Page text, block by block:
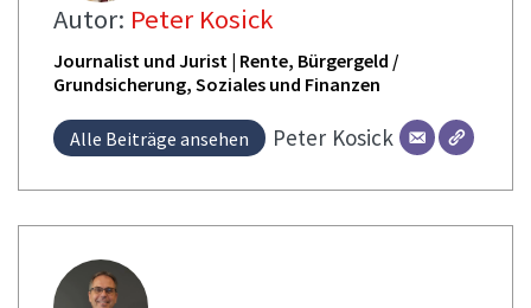
Autor: Peter Kosick
Journalist und Jurist | Rente, Bürgergeld /
Grundsicherung, Soziales und Finanzen
Alle Beiträge ansehen Peter Kosick